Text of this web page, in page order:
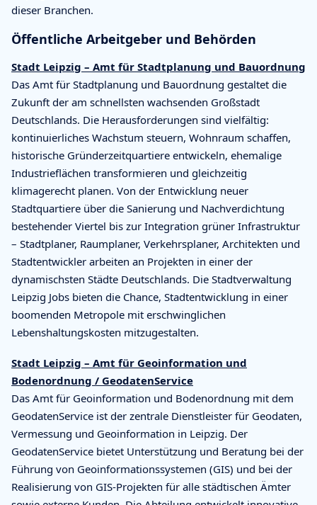
dieser Branchen.
Öffentliche Arbeitgeber und Behörden
Stadt Leipzig – Amt für Stadtplanung und Bauordnung
Das Amt für Stadtplanung und Bauordnung gestaltet die
Zukunft der am schnellsten wachsenden Großstadt
Deutschlands. Die Herausforderungen sind vielfältig:
kontinuierliches Wachstum steuern, Wohnraum schaffen,
historische Gründerzeitquartiere entwickeln, ehemalige
Industrieflächen transformieren und gleichzeitig
klimagerecht planen. Von der Entwicklung neuer
Stadtquartiere über die Sanierung und Nachverdichtung
bestehender Viertel bis zur Integration grüner Infrastruktur
– Stadtplaner, Raumplaner, Verkehrsplaner, Architekten und
Stadtentwickler arbeiten an Projekten in einer der
dynamischsten Städte Deutschlands. Die Stadtverwaltung
Leipzig Jobs bieten die Chance, Stadtentwicklung in einer
boomenden Metropole mit erschwinglichen
Lebenshaltungskosten mitzugestalten.
Stadt Leipzig – Amt für Geoinformation und
Bodenordnung / GeodatenService
Das Amt für Geoinformation und Bodenordnung mit dem
GeodatenService ist der zentrale Dienstleister für Geodaten,
Vermessung und Geoinformation in Leipzig. Der
GeodatenService bietet Unterstützung und Beratung bei der
Führung von Geoinformationssystemen (GIS) und bei der
Realisierung von GIS-Projekten für alle städtischen Ämter